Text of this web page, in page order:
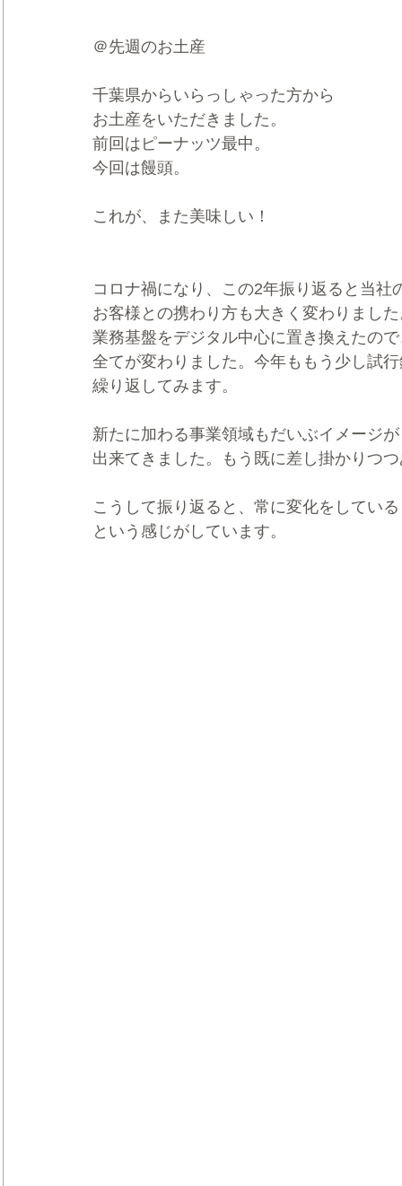
＠先週のお土産
千葉県からいらっしゃった方から
お土産をいただきました。
前回はピーナッツ最中。
今回は饅頭。
これが、また美味しい！
コロナ禍になり、この2年振り返ると当社
お客様との携わり方も大きく変わりまし
業務基盤をデジタル中心に置き換えたの
全てが変わりました。今年ももう少し試
繰り返してみます。
新たに加わる事業領域もだいぶイメージが
出来てきました。もう既に差し掛かりつ
こうして振り返ると、常に変化をしている
という感じがしています。